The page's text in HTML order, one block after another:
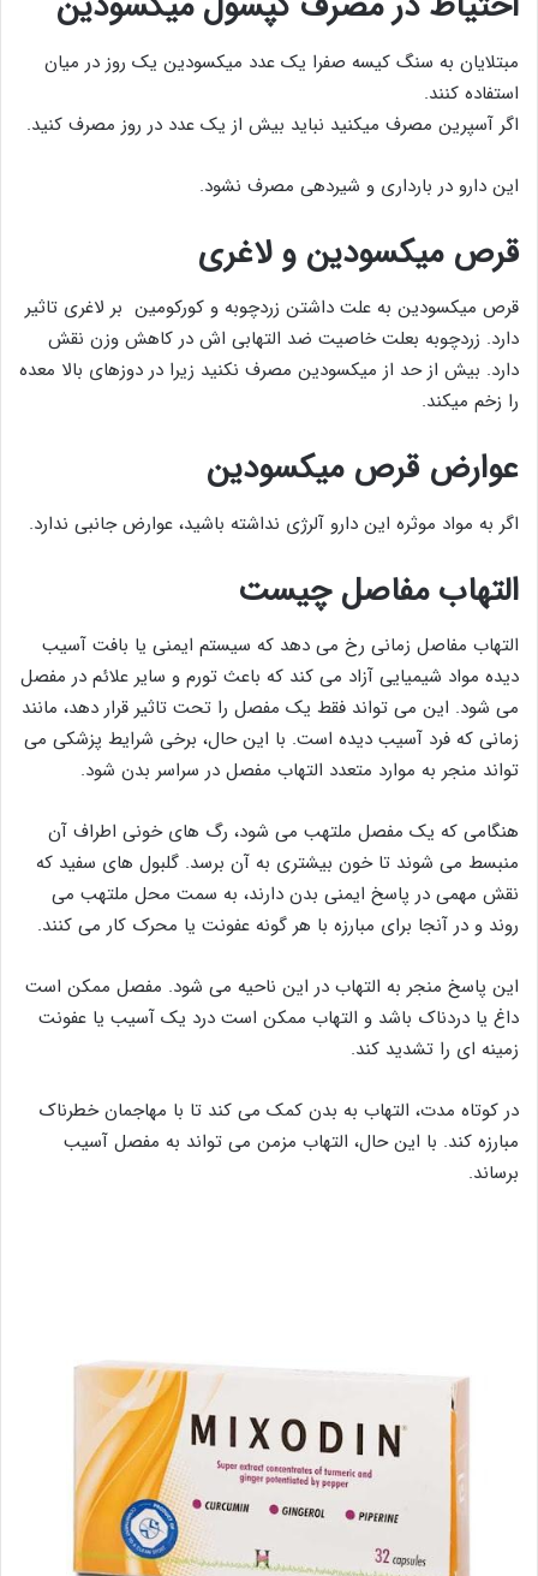
مبتلایان به سنگ کیسه صفرا یک عدد میکسودین یک روز در میان
استفاده کنند.
اگر آسپرین مصرف میکنید نباید بیش از یک عدد در روز مصرف کنید.
این دارو در بارداری و شیردهی مصرف نشود.
قرص میکسودین و لاغری
قرص میکسودین به علت داشتن زردچوبه و کورکومین بر لاغری تاثیر
دارد. زردچوبه بعلت خاصیت ضد التهابی اش در کاهش وزن نقش
دارد. بیش از حد از میکسودین مصرف نکنید زیرا در دوزهای بالا معده
را زخم میکند.
عوارض قرص میکسودین
اگر به مواد موثره این دارو آلرژی نداشته باشید، عوارض جانبی ندارد.
التهاب مفاصل چیست
التهاب مفاصل زمانی رخ می دهد که سیستم ایمنی یا بافت آسیب
دیده مواد شیمیایی آزاد می کند که باعث تورم و سایر علائم در مفصل
می شود. این می تواند فقط یک مفصل را تحت تاثیر قرار دهد، مانند
زمانی که فرد آسیب دیده است. با این حال، برخی شرایط پزشکی می
تواند منجر به موارد متعدد التهاب مفصل در سراسر بدن شود.
هنگامی که یک مفصل ملتهب می شود، رگ های خونی اطراف آن
منبسط می شوند تا خون بیشتری به آن برسد. گلبول های سفید که
نقش مهمی در پاسخ ایمنی بدن دارند، به سمت محل ملتهب می
روند و در آنجا برای مبارزه با هر گونه عفونت یا محرک کار می کنند.
این پاسخ منجر به التهاب در این ناحیه می شود. مفصل ممکن است
داغ یا دردناک باشد و التهاب ممکن است درد یک آسیب یا عفونت
زمینه ای را تشدید کند.
در کوتاه مدت، التهاب به بدن کمک می کند تا با مهاجمان خطرناک
مبارزه کند. با این حال، التهاب مزمن می تواند به مفصل آسیب
برساند.